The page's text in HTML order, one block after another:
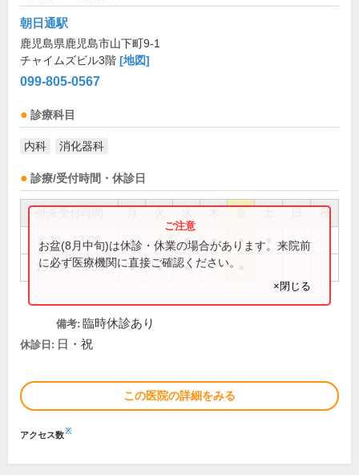
朝日通駅
鹿児島県鹿児島市山下町9-1
チャイムズビル3階 [地図]
099-805-0567
診療科目
内科 消化器科
診療/受付時間・休診日
祝
8:30～13:00 ● ● ● ● ●
15:00～18:00 ● ● ●
お盆(8月中旬)は休診・休業の場合があります。来院前
に必ず医療機関に直接ご確認ください。
×閉じる
備考: 臨時休診あり
休診日: 日・祝
この医院の詳細をみる
アクセス数※